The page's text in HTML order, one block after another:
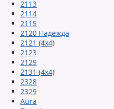
2113
2114
2115
2120 Надежда
2121 (4x4)
2123
2129
2131 (4x4)
2328
2329
Aura